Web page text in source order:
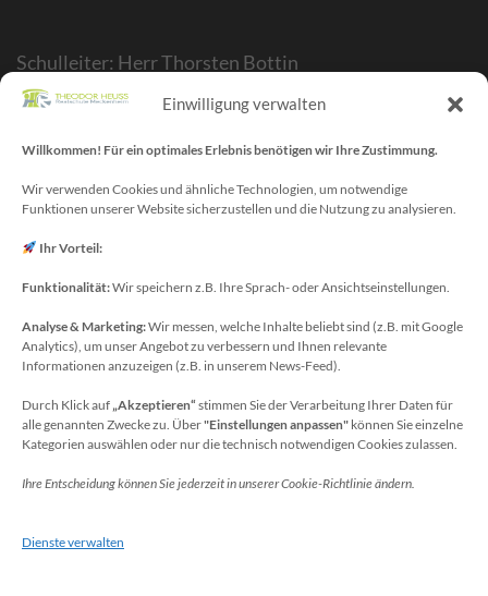
Einwilligung verwalten
Willkommen! Für ein optimales Erlebnis benötigen wir Ihre Zustimmung.
Wir verwenden Cookies und ähnliche Technologien, um notwendige
Funktionen unserer Website sicherzustellen und die Nutzung zu analysieren.
Ihr Vorteil:
Funktionalität:Wir speichern z.B. Ihre Sprach- oder Ansichtseinstellungen.
Analyse & Marketing:Wir messen, welche Inhalte beliebt sind (z.B. mit Google
Analytics), um unser Angebot zu verbessern und Ihnen relevante
Informationen anzuzeigen (z.B. in unserem News-Feed).
Durch Klick auf „Akzeptieren“ stimmen Sie der Verarbeitung Ihrer Daten für
alle genannten Zwecke zu. Über"Einstellungen anpassen" können Sie einzelne
Kategorien auswählen oder nur die technisch notwendigen Cookies zulassen.
Ihre Entscheidung können Sie jederzeit in unserer Cookie-Richtlinie ändern.
Dienste verwalten
Schulleiter: Herr Thorsten Bottin
Stellvertr. Schulleiter: Herr Kelubia Ekoemeye
Webmaster/SV-Blog: Herr Maurice Gangl
E-Mail: webmaster[at]meckenheim-thr.de
MINT-Blog: Herr Christoph Köchling
E-Mail: koechling[at]meckenheim-thr.de
Datenschutzbeauftragter
Sie erreichen unseren Datenschutzbeauftragten
unter:
Wolfgang Dax-Rommswinkel
Kaiser-Wilhelm-Platz 1
Deutschland